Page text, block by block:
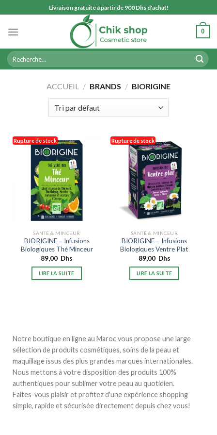
to
content
Livraison gratuite à partir de 900 Dhs d'achat!
0
Recherche
pour :
ACCUEIL / BRANDS / BIORIGINE
Rupture de stock
SANTÉ & MINCEUR
BIORIGINE – Infusions
Biologiques Thé Minceur
89,00 Dhs
LIRE LA SUITE
Rupture de stock
SANTÉ & MINCEUR
BIORIGINE – Infusions
Biologiques Ventre Plat
89,00 Dhs
LIRE LA SUITE
Notre boutique en ligne au Maroc vous propose une large
sélection de produits cosmétiques, soins de la peau et
maquillage issus des plus grandes marques internationales.
Nous mettons à votre disposition des produits 100%
authentiques pour sublimer votre peau au quotidien.
Faites-vous plaisir et profitez d'une expérience shopping
simple, rapide et sécurisée directement depuis chez vous!